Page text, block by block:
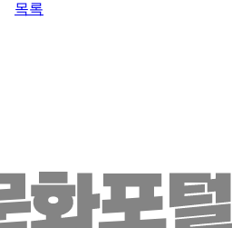
목록